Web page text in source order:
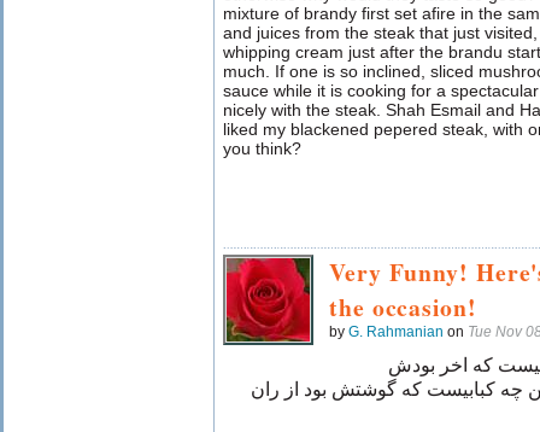
mixture of brandy first set afire in the
and juices from the steak that just
whipping cream just after the brandu
much. If one is so inclined, sliced
sauce while it is cooking for a
nicely with the steak. Shah Esmail and
liked my blackened pepered steak, with
you think?
Very Funny!
the occasion!
by G. Rahmanian on Tue Nov
كه اخر بودش
چه كبابيست كه گوشتش بود از ران